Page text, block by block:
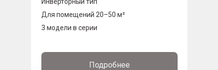
Для помещений 20–50 м²
3 модели в серии
Подробнее